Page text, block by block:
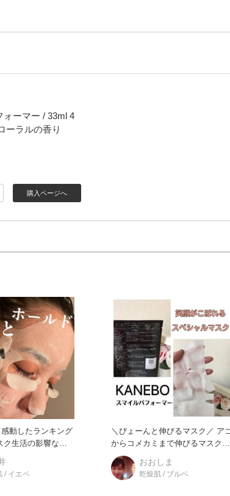
ォーマー / 33ml 4
ーラルの香り
購入ページへ
動したランキング
な
/ イエベ
＼びょーんと伸びるマスク／ アゴ
からコメカミまで伸びるマスク
で、しっかりと引き上げま
おおしま
乾燥肌 / ブルベ